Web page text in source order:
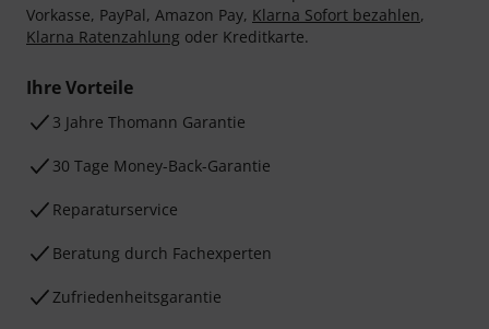
Vorkasse, PayPal, Amazon Pay, Klarna Sofort bezahlen,
Klarna Ratenzahlung oder Kreditkarte.
Ihre Vorteile
3 Jahre Thomann Garantie
30 Tage Money-Back-Garantie
Reparaturservice
Beratung durch Fachexperten
Zufriedenheitsgarantie